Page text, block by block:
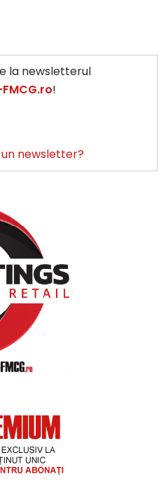
la newsletterul
!
newsletter?